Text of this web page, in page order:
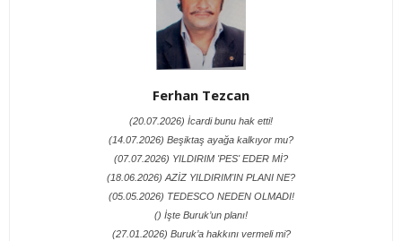
Ferhan Tezcan
(20.07.2026) İcardi bunu hak etti!
(14.07.2026) Beşiktaş ayağa kalkıyor mu?
(07.07.2026) YILDIRIM 'PES' EDER Mİ?
(18.06.2026) AZİZ YILDIRIM'IN PLANI NE?
(05.05.2026) TEDESCO NEDEN OLMADI!
() İşte Buruk’un planı!
(27.01.2026) Buruk’a hakkını vermeli mi?